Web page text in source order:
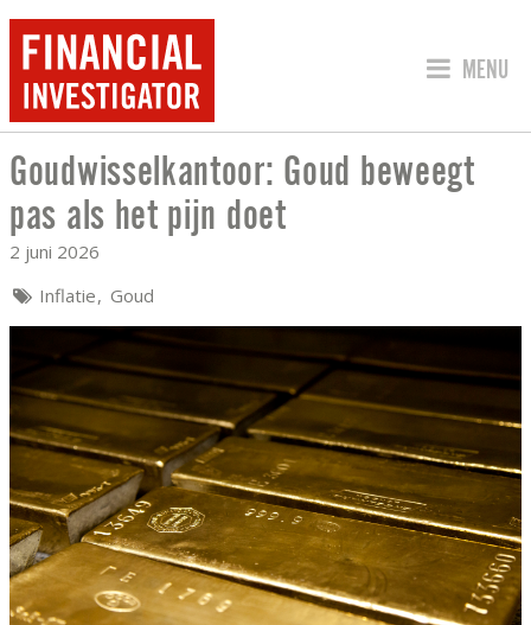
SPRING
MENU
GOUDWISSELKANTOOR: GOUD
Goudwisselkantoor: Goud beweegt
pas als het pijn doet
2 juni 2026
Inflatie Goud